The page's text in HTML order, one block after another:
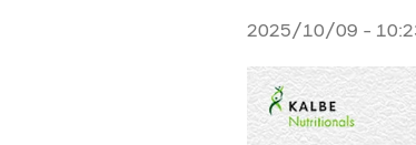
2025/10/09 -